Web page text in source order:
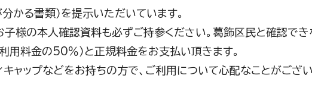
分かる書類）を提示いただいています。
様の本人確認資料も必ずご持参ください。葛飾区民と確認で
利用料金の50％）と正規料金をお支払い頂きます。
キャップなどをお持ちの方で、ご利用について心配なことがござ